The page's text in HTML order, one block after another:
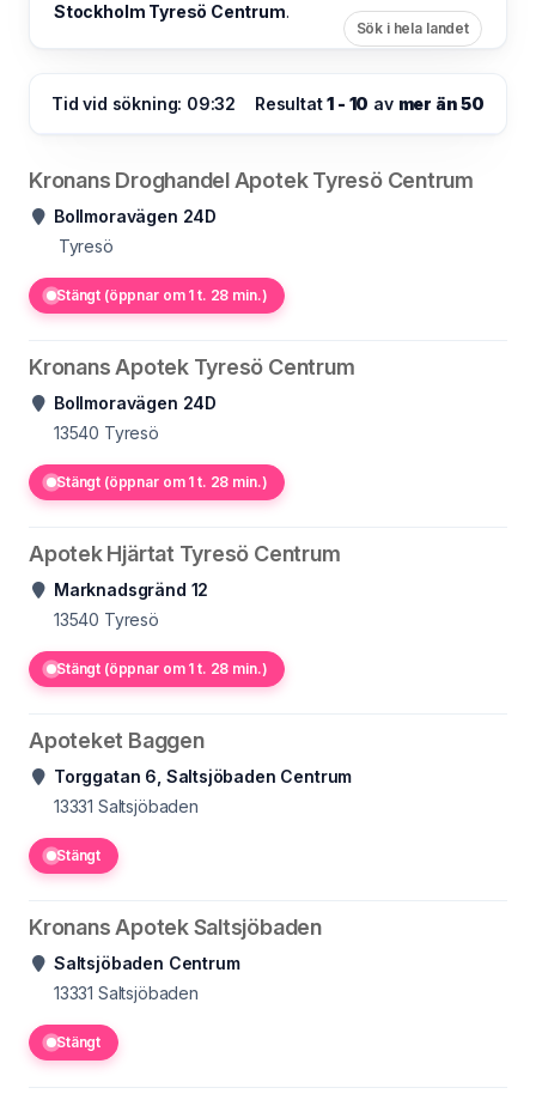
Stockholm Tyresö Centrum.
Sök i hela landet
Tid vid sökning: 09:32 Resultat1 - 10 av mer än 50
Kronans Droghandel Apotek Tyresö Centrum
Bollmoravägen 24D
Tyresö
Stängt (öppnar om 1 t. 28 min.)
Kronans Apotek Tyresö Centrum
Bollmoravägen 24D
13540 Tyresö
Stängt (öppnar om 1 t. 28 min.)
Apotek Hjärtat Tyresö Centrum
Marknadsgränd 12
13540 Tyresö
Stängt (öppnar om 1 t. 28 min.)
Apoteket Baggen
Torggatan 6, Saltsjöbaden Centrum
13331 Saltsjöbaden
Stängt
Kronans Apotek Saltsjöbaden
Saltsjöbaden Centrum
13331 Saltsjöbaden
Stängt